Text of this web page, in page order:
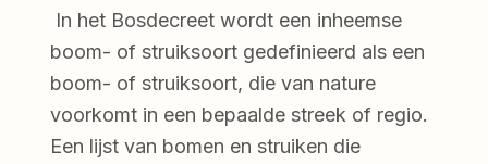
In het Bosdecreet wordt een inheemse
boom- of struiksoort gedefinieerd als een
boom- of struiksoort, die van nature
voorkomt in een bepaalde streek of regio.
Een lijst van bomen en struiken die